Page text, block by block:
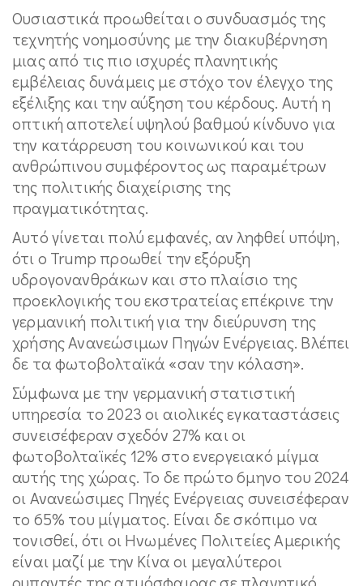
Ουσιαστικά προωθείται ο συνδυασμός της
τεχνητής νοημοσύνης με την διακυβέρνηση
μιας από τις πιο ισχυρές πλανητικής
εμβέλειας δυνάμεις με στόχο τον έλεγχο της
εξέλιξης και την αύξηση του κέρδους. Αυτή η
οπτική αποτελεί υψηλού βαθμού κίνδυνο για
την κατάρρευση του κοινωνικού και του
ανθρώπινου συμφέροντος ως παραμέτρων
της πολιτικής διαχείρισης της
πραγματικότητας.
Αυτό γίνεται πολύ εμφανές, αν ληφθεί υπόψη,
ότι ο Trump προωθεί την εξόρυξη
υδρογονανθράκων και στο πλαίσιο της
προεκλογικής του εκστρατείας επέκρινε την
γερμανική πολιτική για την διεύρυνση της
χρήσης Ανανεώσιμων Πηγών Ενέργειας. Βλέπει
δε τα φωτοβολταϊκά «σαν την κόλαση».
Σύμφωνα με την γερμανική στατιστική
υπηρεσία το 2023 οι αιολικές εγκαταστάσεις
συνεισέφεραν σχεδόν 27% και οι
φωτοβολταϊκές 12% στο ενεργειακό μίγμα
αυτής της χώρας. Το δε πρώτο 6μηνο του 2024
οι Ανανεώσιμες Πηγές Ενέργειας συνεισέφεραν
το 65% του μίγματος. Είναι δε σκόπιμο να
τονισθεί, ότι οι Ηνωμένες Πολιτείες Αμερικής
είναι μαζί με την Κίνα οι μεγαλύτεροι